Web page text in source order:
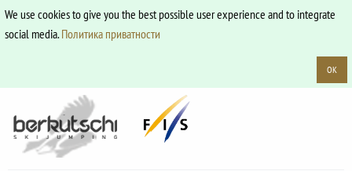
We use cookies to give you the best possible user experience and to integrate
social media.Политика приватности
OK